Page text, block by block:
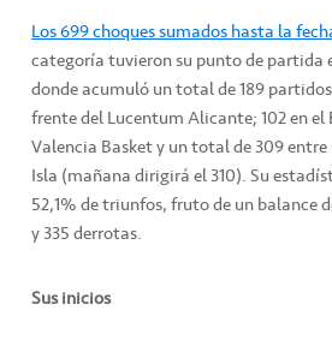
Los 699 choques sumados hasta la
categoría tuvieron su punto de partida
donde acumuló un total de 189
frente del Lucentum Alicante; 102 en el
Valencia Basket y un total de 309 entre
Isla (mañana dirigirá el 310). Su
52,1% de triunfos, fruto de un balance
y 335 derrotas.
Sus inicios